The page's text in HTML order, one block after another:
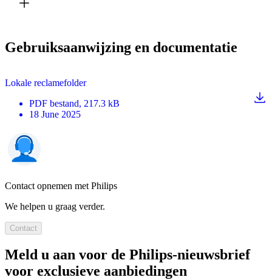
Gebruiksaanwijzing en documentatie
Lokale reclamefolder
PDF bestand, 217.3 kB
18 June 2025
Contact opnemen met Philips
We helpen u graag verder.
Contact
Meld u aan voor de Philips-nieuwsbrief
voor exclusieve aanbiedingen